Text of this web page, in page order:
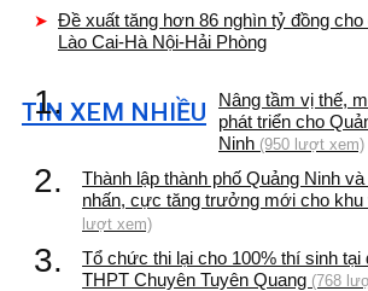
Đề xuất tăng hơn 86 nghìn tỷ đồng
Lào Cai-Hà Nội-Hải Phòng
TIN XEM NHIỀU
1.
Nâng tầm vị thế,
phát triển cho
Ninh (950 lượt xem)
2.
Thành lập thành phố Quảng Ninh
nhấn, cực tăng trưởng mới cho
lượt xem)
3.
Tổ chức thi lại cho 100% thí sinh
THPT Chuyên Tuyên Quang (768